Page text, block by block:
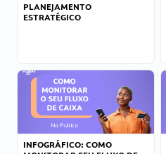
PLANEJAMENTO
ESTRATÉGICO
INFOGRÁFICO: COMO